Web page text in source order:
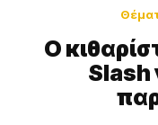
Ο
Slash